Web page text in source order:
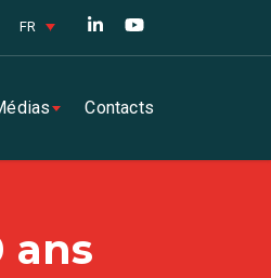
FR
Contacts
ans